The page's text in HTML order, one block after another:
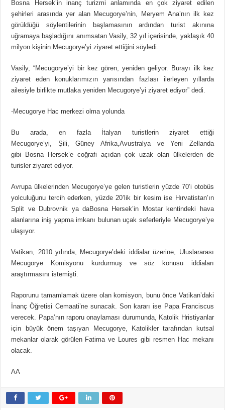
Bosna Hersek’in inanç turizmi anlamında en çok ziyaret edilen
şehirleri arasında yer alan Mecugorye’nin, Meryem Ana’nın ilk kez
görüldüğü söylentilerinin başlamasının ardından turist akınına
uğramaya başladığını anımsatan Vasily, 32 yıl içerisinde, yaklaşık 40
milyon kişinin Mecugorye’yi ziyaret ettiğini söyledi.
Vasily, “Mecugorye’yi bir kez gören, yeniden geliyor. Burayı ilk kez
ziyaret eden konuklarımızın yarısından fazlası ilerleyen yıllarda
ailesiyle birlikte mutlaka yeniden Mecugorye’yi ziyaret ediyor” dedi.
-Mecugorye Hac merkezi olma yolunda
Bu arada, en fazla İtalyan turistlerin ziyaret ettiği
Mecugorye’yi, Şili, Güney Afrika,Avustralya ve Yeni Zellanda
gibi Bosna Hersek’e coğrafi açıdan çok uzak olan ülkelerden de
turisler ziyaret ediyor.
Avrupa ülkelerinden Mecugorye’ye gelen turistlerin yüzde 70’i otobüs
yolculuğunu tercih ederken, yüzde 20’lik bir kesim ise Hırvatistan’ın
Split ve Dubrovnik ya daBosna Hersek’in Mostar kentindeki hava
alanlarına iniş yapma imkanı bulunan uçak seferleriyle Mecugorye’ye
ulaşıyor.
Vatikan, 2010 yılında, Mecugorye’deki iddialar üzerine, Uluslararası
Mecugorye Komisyonu kurdurmuş ve söz konusu iddiaları
araştırmasını istemişti.
Raporunu tamamlamak üzere olan komisyon, bunu önce Vatikan’daki
İnanç Öğretisi Cemaati’ne sunacak. Son kararı ise Papa Franciscus
verecek. Papa’nın raporu onaylaması durumunda, Katolik Hristiyanlar
için büyük önem taşıyan Mecugorye, Katolikler tarafından kutsal
mekanlar olarak görülen Fatima ve Loures gibi resmen Hac mekanı
olacak.
AA